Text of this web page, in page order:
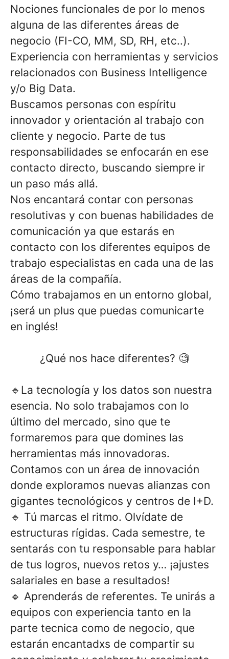
Nociones funcionales de por lo menos
alguna de las diferentes áreas de
negocio (FI-CO, MM, SD, RH, etc..).
Experiencia con herramientas y servicios
relacionados con Business Intelligence
y/o Big Data.
Buscamos personas con espíritu
innovador y orientación al trabajo con
cliente y negocio. Parte de tus
responsabilidades se enfocarán en ese
contacto directo, buscando siempre ir
un paso más allá.
Nos encantará contar con personas
resolutivas y con buenas habilidades de
comunicación ya que estarás en
contacto con los diferentes equipos de
trabajo especialistas en cada una de las
áreas de la compañía.
Cómo trabajamos en un entorno global,
¡será un plus que puedas comunicarte
en inglés!
¿Qué nos hace diferentes? 🧐
🔹La tecnología y los datos son nuestra
esencia. No solo trabajamos con lo
último del mercado, sino que te
formaremos para que domines las
herramientas más innovadoras.
Contamos con un área de innovación
donde exploramos nuevas alianzas con
gigantes tecnológicos y centros de I+D.
🔹 Tú marcas el ritmo. Olvídate de
estructuras rígidas. Cada semestre, te
sentarás con tu responsable para hablar
de tus logros, nuevos retos y… ¡ajustes
salariales en base a resultados!
🔹 Aprenderás de referentes. Te unirás a
equipos con experiencia tanto en la
parte tecnica como de negocio, que
estarán encantadxs de compartir su